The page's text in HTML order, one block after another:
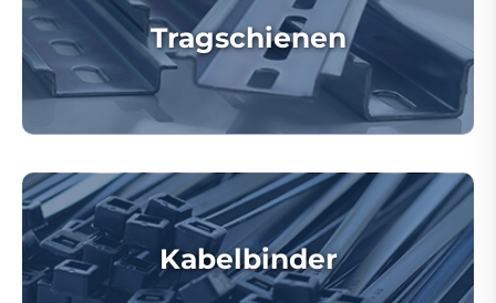
Tragschienen
Kabelbinder